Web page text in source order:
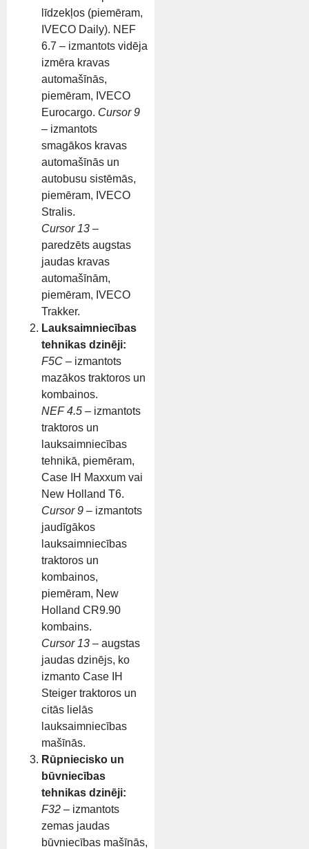
līdzekļos (piemēram,
IVECO Daily). NEF
6.7 – izmantots vidēja
izmēra kravas
automašīnās,
piemēram, IVECO
Eurocargo. Cursor 9
– izmantots
smagākos kravas
automašīnās un
autobusu sistēmās,
piemēram, IVECO
Stralis.
Cursor 13 –
paredzēts augstas
jaudas kravas
automašīnām,
piemēram, IVECO
Trakker.
Lauksaimniecības
tehnikas dzinēji:
F5C – izmantots
mazākos traktoros un
kombainos.
NEF 4.5 – izmantots
traktoros un
lauksaimniecības
tehnikā, piemēram,
Case IH Maxxum vai
New Holland T6.
Cursor 9 – izmantots
jaudīgākos
lauksaimniecības
traktoros un
kombainos,
piemēram, New
Holland CR9.90
kombains.
Cursor 13 – augstas
jaudas dzinējs, ko
izmanto Case IH
Steiger traktoros un
citās lielās
lauksaimniecības
mašīnās.
Rūpniecisko un
būvniecības
tehnikas dzinēji:
F32 – izmantots
zemas jaudas
būvniecības mašīnās,